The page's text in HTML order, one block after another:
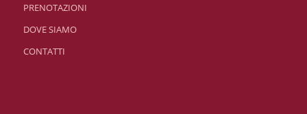
PRENOTAZIONI
DOVE SIAMO
CONTATTI